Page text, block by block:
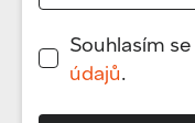
Souhlasím se
údajů.